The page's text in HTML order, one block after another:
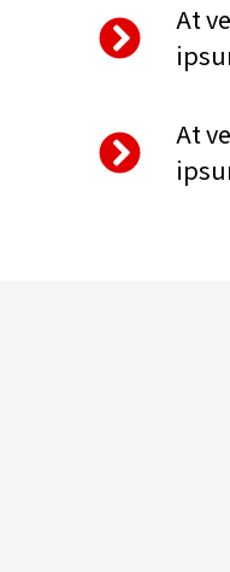
At
At